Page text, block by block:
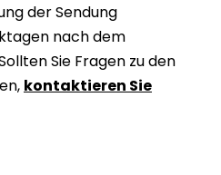
der Sendung
nach dem
Sie Fragen zu den
kontaktieren Sie